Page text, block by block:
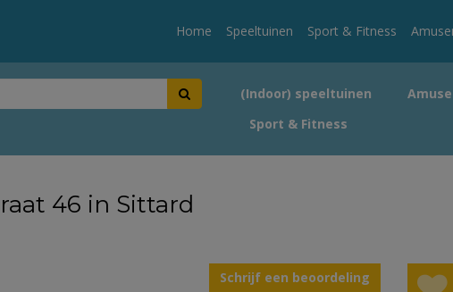
Home Speeltuinen Sport & Fitness
(Indoor) speeltuinen
Sport & Fitness
46 in Sittard
Schrijf een beoordeling